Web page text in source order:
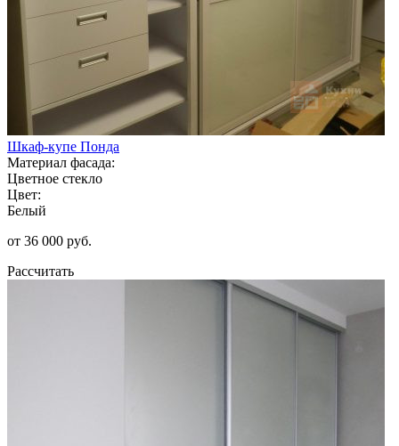
Шкаф-купе Понда
Материал фасада:
Цветное стекло
Цвет:
Белый
от 36 000 руб.
Рассчитать